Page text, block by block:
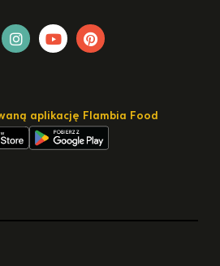
aplikację Flambia Food